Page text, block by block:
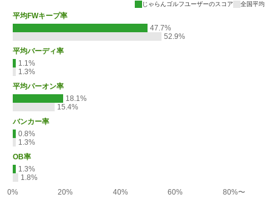
じゃらんゴルフユーザーのスコア 全国平均
平均FWキープ率
47.7%
52.9%
平均バーディ率
1.1%
1.3%
平均パーオン率
18.1%
15.4%
バンカー率
0.8%
1.3%
OB率
1.3%
1.8%
0%
20% 40% 60%
80%〜